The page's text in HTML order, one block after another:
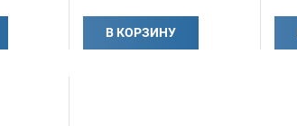
В КОРЗИНУ